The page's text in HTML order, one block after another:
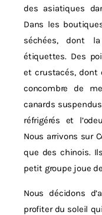
des asiatiques
Dans les
séchées, dont
étiquettes. Des
et crustacés, dont
concombre de
canards
réfrigérés et
Nous arrivons sur
que des chinois.
petit groupe joue
Nous décidons
profiter du soleil